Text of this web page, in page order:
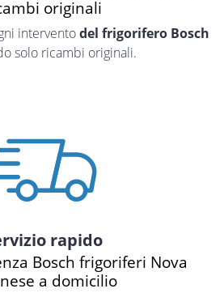
originali
interventodel frigorifero Bosch
solo ricambi originali.
rapido
Bosch frigoriferi Nova
a domicilio